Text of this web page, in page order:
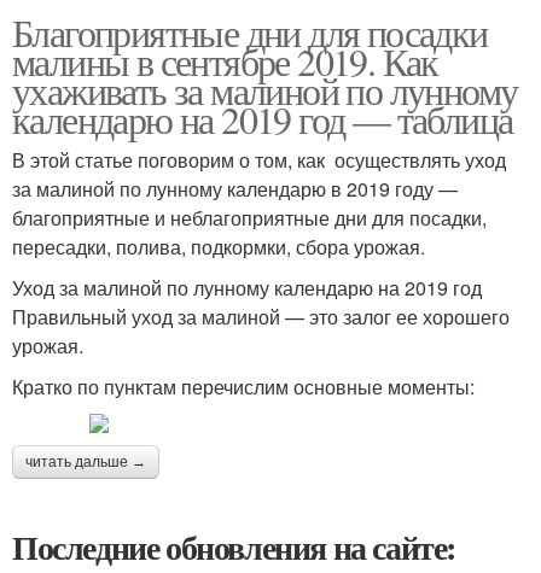
Благоприятные дни для посадки
малины в сентябре 2019. Как
ухаживать за малиной по лунному
календарю на 2019 год — таблица
В этой статье поговорим о том, как осуществлять уход
за малиной по лунному календарю в 2019 году —
благоприятные и неблагоприятные дни для посадки,
пересадки, полива, подкормки, сбора урожая.
Уход за малиной по лунному календарю на 2019 год
Правильный уход за малиной — это залог ее хорошего
урожая.
Кратко по пунктам перечислим основные моменты:
читать дальше →
Последние обновления на сайте: